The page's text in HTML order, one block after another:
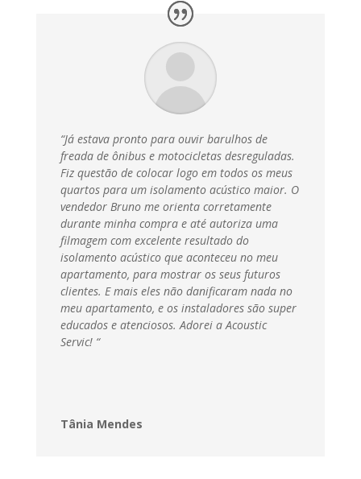
“Já estava pronto para ouvir barulhos de
freada de ônibus e motocicletas desreguladas.
Fiz questão de colocar logo em todos os meus
quartos para um isolamento acústico maior. O
vendedor Bruno me orienta corretamente
durante minha compra e até autoriza uma
filmagem com excelente resultado do
isolamento acústico que aconteceu no meu
apartamento, para mostrar os seus futuros
clientes. E mais eles não danificaram nada no
meu apartamento, e os instaladores são super
educados e atenciosos. Adorei a Acoustic
Servic! “
Tânia Mendes